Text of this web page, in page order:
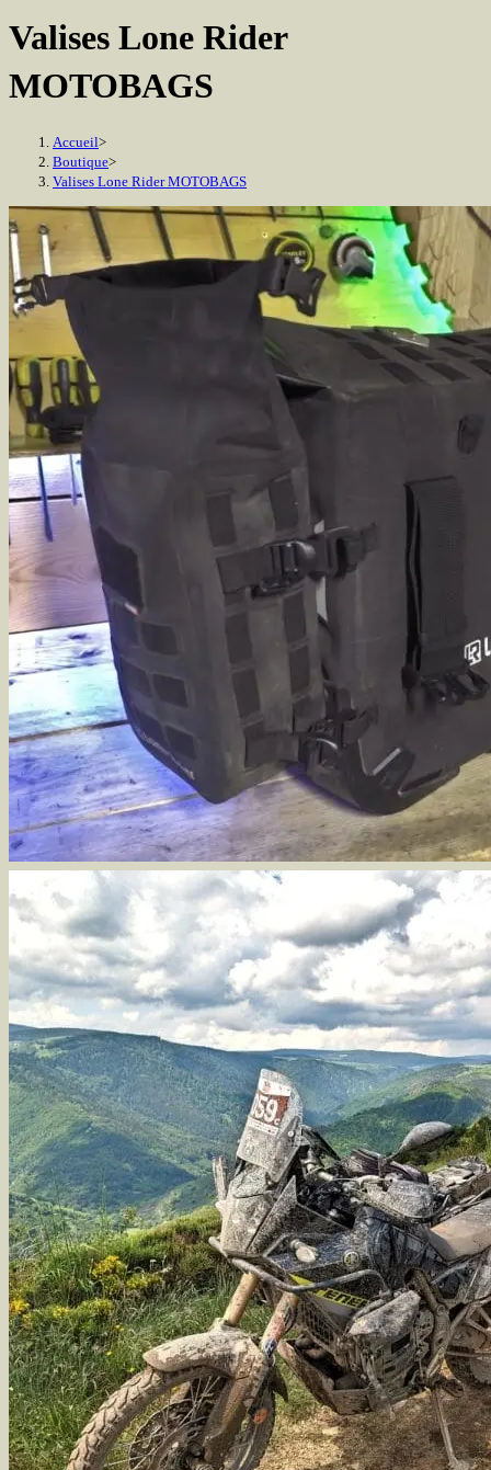
Valises Lone Rider
MOTOBAGS
Accueil>
Boutique>
Valises Lone Rider MOTOBAGS